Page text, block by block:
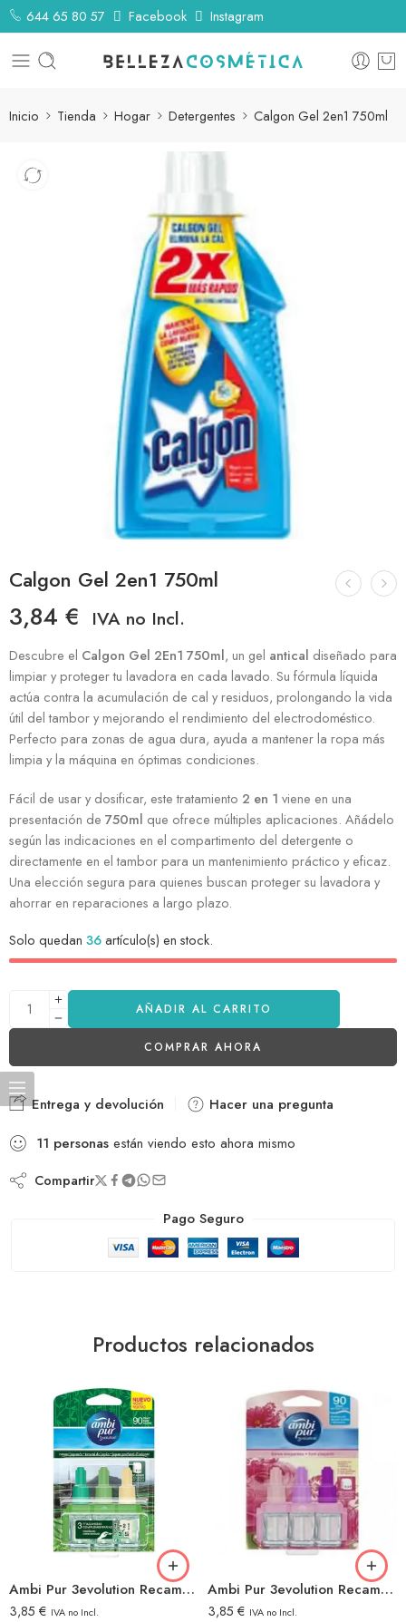
644 65 80 57 Facebook Instagram
Inicio Tienda Hogar Detergentes Calgon Gel 2en1 750ml
Calgon Gel 2en1 750ml
3,84 € IVA no Incl.
Descubre el Calgon Gel 2En1 750ml, un gel antical diseñado para
limpiar y proteger tu lavadora en cada lavado. Su fórmula líquida
actúa contra la acumulación de cal y residuos, prolongando la vida
útil del tambor y mejorando el rendimiento del electrodoméstico.
Perfecto para zonas de agua dura, ayuda a mantener la ropa más
limpia y la máquina en óptimas condiciones.
Fácil de usar y dosificar, este tratamiento 2 en 1 viene en una
presentación de 750ml que ofrece múltiples aplicaciones. Añádelo
según las indicaciones en el compartimento del detergente o
directamente en el tambor para un mantenimiento práctico y eficaz.
Una elección segura para quienes buscan proteger su lavadora y
ahorrar en reparaciones a largo plazo.
Solo quedan 36artículo(s) en stock.
AÑADIR AL CARRITO
COMPRAR AHORA
Entrega y devolución
Hacer una pregunta
11 personas están viendo esto ahora mismo
Compartir
Pago Seguro
Productos relacionados
Ambi Pur 3evolution Recambio Tatami Japan
3,85 € IVA no Incl.
Ambi Pur 3evolution Recambio Flores Elegantes
3,85 € IVA no Incl.